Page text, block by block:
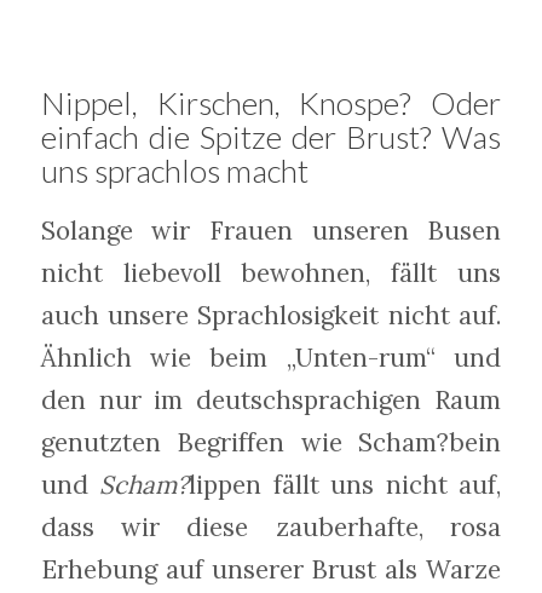
Nippel, Kirschen, Knospe? Oder
einfach die Spitze der Brust? Was
uns sprachlos macht
Solange wir Frauen unseren Busen
nicht liebevoll bewohnen, fällt uns
auch unsere Sprachlosigkeit nicht auf.
Ähnlich wie beim „Unten-rum“ und
den nur im deutschsprachigen Raum
genutzten Begriffen wie Scham?bein
und Scham?lippen fällt uns nicht auf,
dass wir diese zauberhafte, rosa
Erhebung auf unserer Brust als Warze